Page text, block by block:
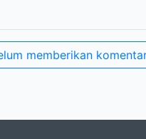
memberikan